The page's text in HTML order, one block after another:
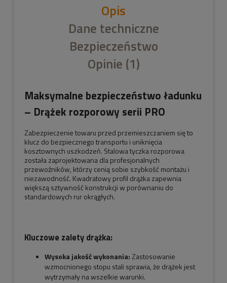
Opis
Dane techniczne
Bezpieczeństwo
Opinie (1)
Maksymalne bezpieczeństwo ładunku
– Drążek rozporowy serii PRO
Zabezpieczenie towaru przed przemieszczaniem się to
klucz do bezpiecznego transportu i uniknięcia
kosztownych uszkodzeń. Stalowa tyczka rozporowa
została zaprojektowana dla profesjonalnych
przewoźników, którzy cenią sobie szybkość montażu i
niezawodność. Kwadratowy profil drążka zapewnia
większą sztywność konstrukcji w porównaniu do
standardowych rur okrągłych.
Kluczowe zalety drążka:
Wysoka jakość wykonania: Zastosowanie
wzmocnionego stopu stali sprawia, że drążek jest
wytrzymały na wszelkie warunki.